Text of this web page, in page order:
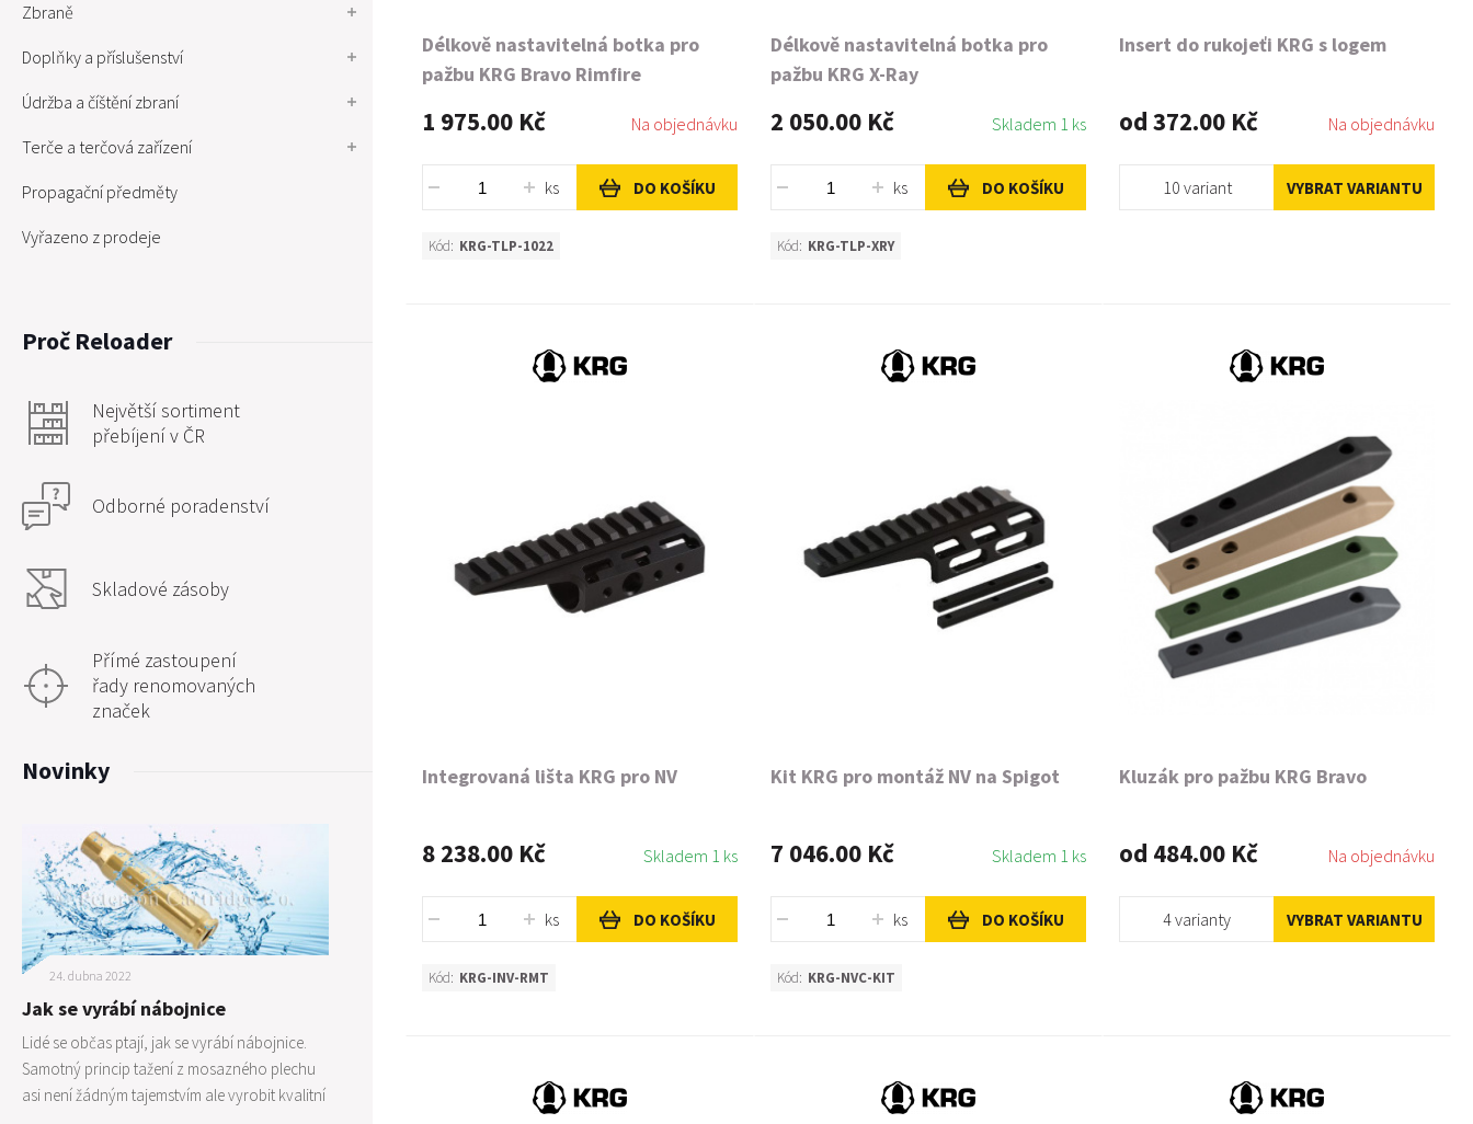
Zbraně
Doplňky a příslušenství
Údržba a číštění zbraní
Terče a terčová zařízení
Propagační předměty
Vyřazeno z prodeje
Proč Reloader
Největší sortiment
přebíjení v ČR
Odborné poradenství
Skladové zásoby
Přímé zastoupení
řady renomovaných
značek
Novinky
24. dubna 2022
Jak se vyrábí nábojnice
Lidé se občas ptají, jak se vyrábí nábojnice.
Samotný princip tažení z mosazného plechu
asi není žádným tajemstvím ale vyrobit kvalitní
Délkově nastavitelná botka pro
pažbu KRG Bravo Rimfire
1 975.00 Kč Na objednávku
ks DO KOŠÍKU
Kód: KRG-TLP-1022
Délkově nastavitelná botka pro
pažbu KRG X-Ray
2 050.00 Kč Skladem 1 ks
ks DO KOŠÍKU
Kód: KRG-TLP-XRY
Insert do rukojeťi KRG s logem
od 372.00 Kč Na objednávku
10 variant VYBRAT VARIANTU
Integrovaná lišta KRG pro NV
8 238.00 Kč Skladem 1 ks
ks DO KOŠÍKU
Kód: KRG-INV-RMT
Kit KRG pro montáž NV na Spigot
7 046.00 Kč Skladem 1 ks
ks DO KOŠÍKU
Kód: KRG-NVC-KIT
Kluzák pro pažbu KRG Bravo
od 484.00 Kč Na objednávku
4 varianty VYBRAT VARIANTU